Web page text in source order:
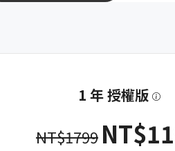
1 年 授權版
NT$1799